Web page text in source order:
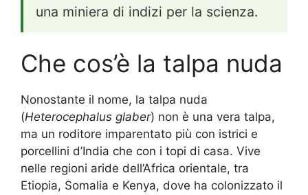
una miniera di indizi per la scienza.
Che cos’è la talpa nuda
Nonostante il nome, la talpa nuda
(Heterocephalus glaber) non è una vera talpa,
ma un roditore imparentato più con istrici e
porcellini d’India che con i topi di casa. Vive
nelle regioni aride dell’Africa orientale, tra
Etiopia, Somalia e Kenya, dove ha colonizzato il